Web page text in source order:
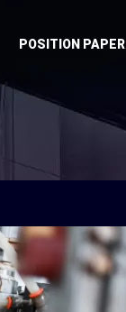
POSITION PAPER